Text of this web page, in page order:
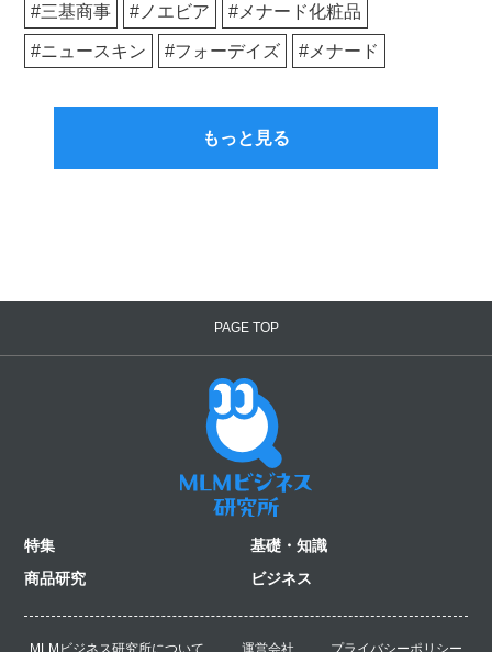
三基商事 ノエビア メナード化粧品
ニュースキン フォーデイズ メナード
もっと見る
PAGE TOP
特集
基礎・知識
商品研究
ビジネス
MLMビジネス研究所について 運営会社 プライバシーポリシー